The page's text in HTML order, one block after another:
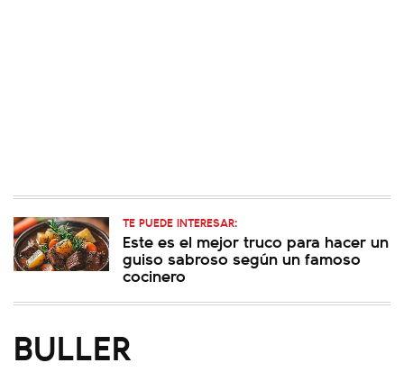
TE PUEDE INTERESAR:
Este es el mejor truco para hacer un
guiso sabroso según un famoso
cocinero
BULLER